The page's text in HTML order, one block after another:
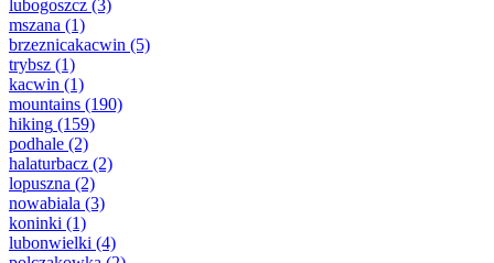
lubogoszcz (3)
mszana (1)
brzeznicakacwin (5)
trybsz (1)
kacwin (1)
mountains (190)
hiking (159)
podhale (2)
halaturbacz (2)
lopuszna (2)
nowabiala (3)
koninki (1)
lubonwielki (4)